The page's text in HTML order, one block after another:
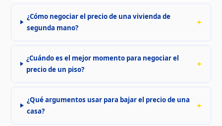
¿Cómo negociar el precio de una vivienda de
segunda mano?
¿Cuándo es el mejor momento para negociar el
precio de un piso?
¿Qué argumentos usar para bajar el precio de una
casa?